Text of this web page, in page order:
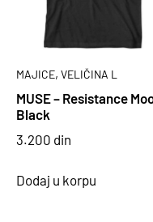
MAJICE, VELIČINA L
MUSE – Resistance
Black
3.200 din
Dodaj u korpu